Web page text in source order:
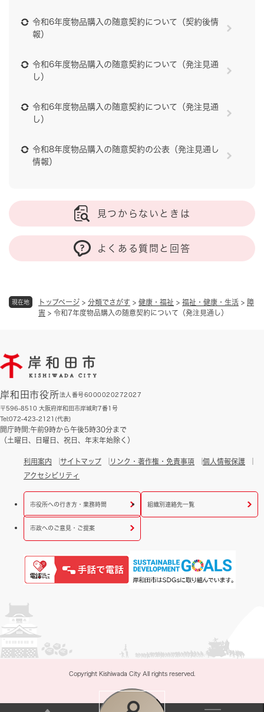
現在地 トップページ > 分類でさがす > 健康・福祉 > 福祉・健康・生活 > 障
害 > 令和7年度物品購入の随意契約について（発注見通し）
令和6年度物品購入の随意契約について（契約後情
報）
令和6年度物品購入の随意契約について（発注見通
し）
令和6年度物品購入の随意契約について（発注見通
し）
令和8年度物品購入の随意契約の公表（発注見通し
情報）
見つからないときは
よくある質問と回答
岸和田市役所法人番号6000020272027
〒596-8510 大阪府岸和田市岸城町7番1号
Tel:072-423-2121(代表)
開庁時間:午前9時から午後5時30分まで
（土曜日、日曜日、祝日、年末年始除く）
利用案内 サイトマップ リンク・著作権・免責事項
個人情報保護
アクセシビリティ
市役所への行き方・業務時間 組織別連絡先一覧
市政へのご意見・ご提案
Copyright Kishiwada City All rights reserved.